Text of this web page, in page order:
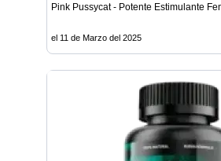
Pink Pussycat - Potente Estimulante
el 11 de Marzo del 2025